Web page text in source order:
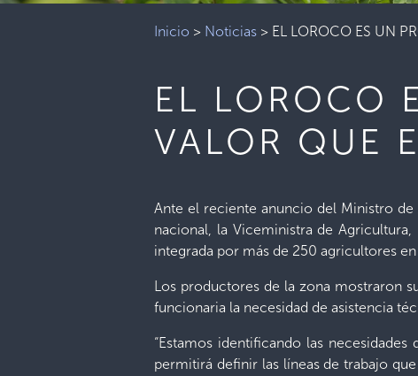
Inicio > Noticias > EL LOROCO ES UN
EL LOROCO
VALOR QUE
Ante el reciente anuncio del Ministro
nacional, la Viceministra de
integrada por más de 250 agricultores
Los productores de la zona mostraron
funcionaria la necesidad de asistencia
“Estamos identificando las
permitirá definir las líneas de trabajo